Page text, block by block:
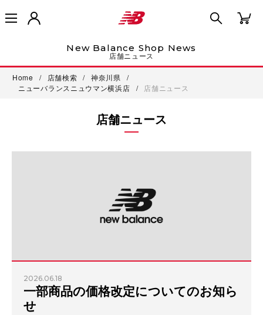
New Balance Shop News
店舗ニュース
Home / 店舗検索 / 神奈川県
/
ニューバランスニュウマン横浜店
/ 店舗ニュース
店舗ニュース
2026.06.18
一部商品の価格改定についてのお知ら
せ